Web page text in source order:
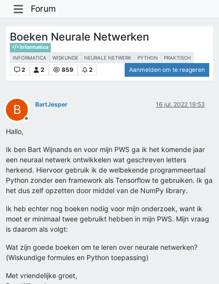
Forum
Boeken Neurale Netwerken
Informatica
INFORMATICA WISKUNDE NEURALE NETWERK PYTHON PRAKTISCH
2 2 859 2 Aanmelden om te reageren
B
Offline
BartJesper 16 jul. 2022 19:53
Hallo,
Ik ben Bart Wijnands en voor mijn PWS ga ik het komende jaar
een neuraal netwerk ontwikkelen wat geschreven letters
herkend. Hiervoor gebruik ik de welbekende programmeertaal
Python zonder een framework als Tensorflow te gebruiken. Ik ga
het dus zelf opzetten door middel van de NumPy library.
Ik heb echter nog boeken nodig voor mijn onderzoek, want ik
moet er minimaal twee gebruikt hebben in mijn PWS. Mijn vraag
is daarom als volgt:
Wat zijn goede boeken om te leren over neurale netwerken?
(Wiskundige formules en Python toepassing)
Met vriendelijke groet,